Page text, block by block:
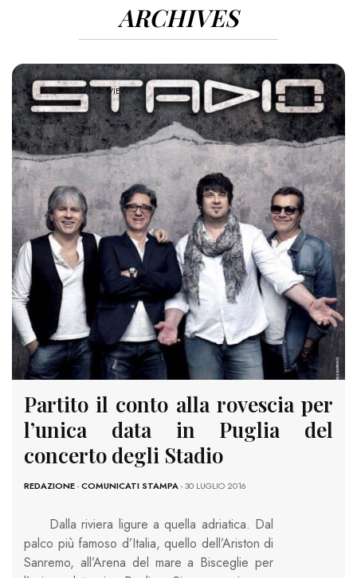
ARCHIVES
1746 VIEWS
Partito il conto alla rovescia per
l’unica data in Puglia del
concerto degli Stadio
REDAZIONE-COMUNICATI STAMPA- 30 LUGLIO 2016
Dalla riviera ligure a quella adriatica. Dal
palco più famoso d’Italia, quello dell’Ariston di
Sanremo, all’Arena del mare a Bisceglie per